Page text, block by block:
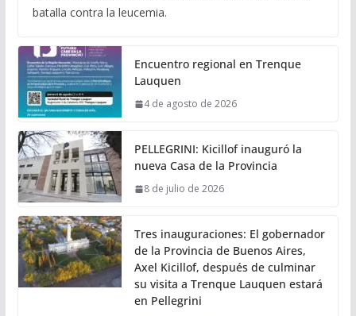
batalla contra la leucemia.
Encuentro regional en Trenque
Lauquen
4 de agosto de 2026
PELLEGRINI: Kicillof inauguró la
nueva Casa de la Provincia
8 de julio de 2026
Tres inauguraciones: El gobernador
de la Provincia de Buenos Aires,
Axel Kicillof, después de culminar
su visita a Trenque Lauquen estará
en Pellegrini